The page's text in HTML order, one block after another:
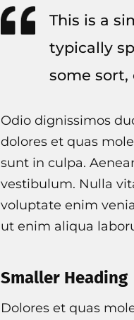
This is a
typically
some
Odio dignissimos
dolores et quas
sunt in culpa.
vestibulum. Nulla
voluptate enim
ut enim aliqua
Smaller Heading
Dolores et quas